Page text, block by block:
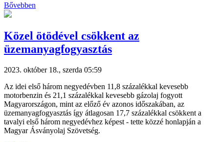
Bővebben
Közel ötödével csökkent az
üzemanyagfogyasztás
2023. október 18., szerda 05:59
Az idei első három negyedévben 11,8 százalékkal kevesebb
motorbenzin és 21,1 százalékkal kevesebb gázolaj fogyott
Magyarországon, mint az előző év azonos időszakában, az
üzemanyagfogyasztás így átlagosan 17,7 százalékkal csökkent a
tavalyi első három negyedévhez képest - tette közzé honlapján a
Magyar Ásványolaj Szövetség.